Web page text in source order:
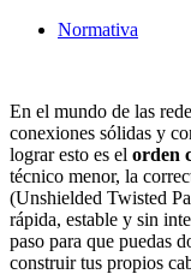
Normativa
En el mundo de las
conexiones sólidas y
lograr esto es el orden
técnico menor, la
(Unshielded Twisted
rápida, estable y sin
paso para que puedas
construir tus propios